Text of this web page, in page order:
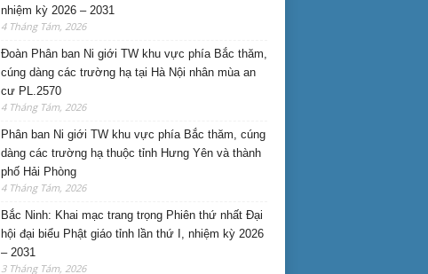
nhiệm kỳ 2026 – 2031
4 Tháng Tám, 2026
Đoàn Phân ban Ni giới TW khu vực phía Bắc thăm,
cúng dàng các trường hạ tại Hà Nội nhân mùa an
cư PL.2570
4 Tháng Tám, 2026
Phân ban Ni giới TW khu vực phía Bắc thăm, cúng
dàng các trường hạ thuộc tỉnh Hưng Yên và thành
phố Hải Phòng
4 Tháng Tám, 2026
Bắc Ninh: Khai mạc trang trọng Phiên thứ nhất Đại
hội đại biểu Phật giáo tỉnh lần thứ I, nhiệm kỳ 2026
– 2031
3 Tháng Tám, 2026